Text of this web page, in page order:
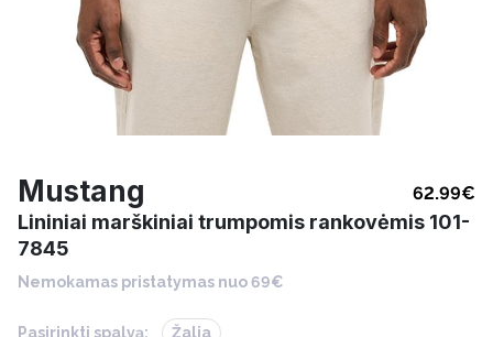
Mustang 62.99€
Lininiai marškiniai trumpomis rankovėmis 101-
7845
Nemokamas pristatymas nuo 69€
Pasirinkti spalvą: Žalia